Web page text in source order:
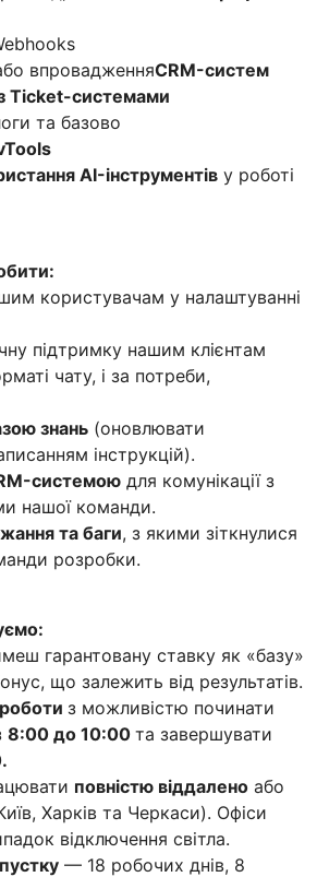
впровадженняCRM-систем
Ticket-системами
та базово
AI-інструментів у роботі
користувачам у налаштуванні
підтримку нашим клієнтам
чату, і за потреби,
знань (оновлювати
інструкцій).
системою для комунікації з
нашої команди.
та баги, з якими зіткнулися
розробки.
гарантовану ставку як «базу»
що залежить від результатів.
з можливістю починати
8:00 до 10:00 та завершувати
повністю віддалено або
Харків та Черкаси). Офіси
відключення світла.
— 18 робочих днів, 8